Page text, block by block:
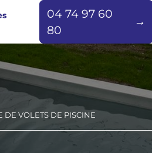
04 74 97 60
80
DE VOLETS DE PISCINE